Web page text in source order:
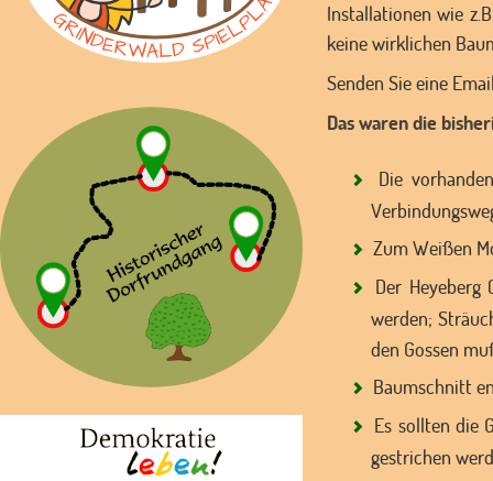
Installationen wie
keine wirklichen
Senden Sie eine
Das waren die
Die
Zum Weißen
Der
werden;
den Gossen
Baumschnitt
Es sollten die
gestrichen